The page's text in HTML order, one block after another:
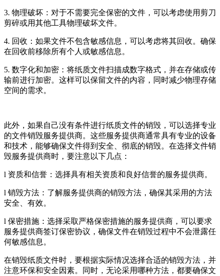
3. 物理破坏：对于不需要完全保密的文件，可以考虑使用剪刀
剪碎或用其他工具物理破坏文件。
4. 回收：如果文件不包含敏感信息，可以考虑将其回收。确保
在回收前移除所有个人或敏感信息。
5. 数字化和加密：将纸质文件扫描成数字格式，并在存储或传
输前进行加密。这样可以保留文件的内容，同时减少物理存储
空间的需求。
此外，如果自己没有条件进行纸质文件的销毁，可以选择专业
的文件销毁服务提供商。这些服务提供商通常具有专业的设备
和技术，能够确保文件得到安全、彻底的销毁。在选择文件销
毁服务提供商时，要注意以下几点：
l 资质和信誉：选择具有相关资质和良好信誉的服务提供商。
l 销毁方法：了解服务提供商的销毁方法，确保其采用的方法
安全、有效。
l 保密措施：选择采取严格保密措施的服务提供商，可以要求
服务提供商签订保密协议，确保文件在销毁过程中不会泄露任
何敏感信息。
在销毁纸质文件时，要根据实际情况选择合适的销毁方法，并
注意环保和安全因素。同时，无论采用哪种方法，都要确保文